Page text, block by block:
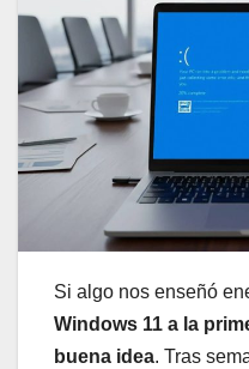
Si algo nos enseñó
Windows 11 a la
buena idea. Tras